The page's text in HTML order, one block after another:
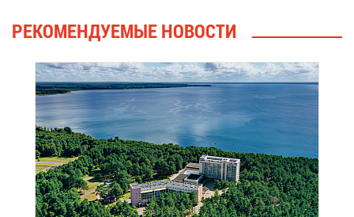
РЕ­КО­МЕН­ДУ­Е­МЫЕ НО­ВО­СТИ